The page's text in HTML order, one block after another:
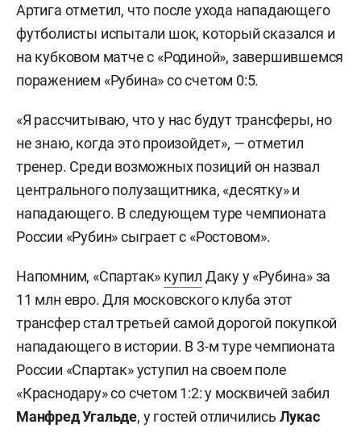
Артига отметил, что после ухода нападающего
футболисты испытали шок, который сказался и
на кубковом матче с «Родиной», завершившемся
поражением «Рубина» со счетом 0:5.
«Я рассчитываю, что у нас будут трансферы, но
не знаю, когда это произойдет», — отметил
тренер. Среди возможных позиций он назвал
центрального полузащитника, «десятку» и
нападающего. В следующем туре чемпионата
России «Рубин» сыграет с «Ростовом».
Напомним, «Спартак» купил Даку у «Рубина» за
11 млн евро. Для московского клуба этот
трансфер стал третьей самой дорогой покупкой
нападающего в истории. В 3-м туре чемпионата
России «Спартак» уступил на своем поле
«Краснодару» со счетом 1:2: у москвичей забил
Манфред Угальде, у гостей отличились Лукас